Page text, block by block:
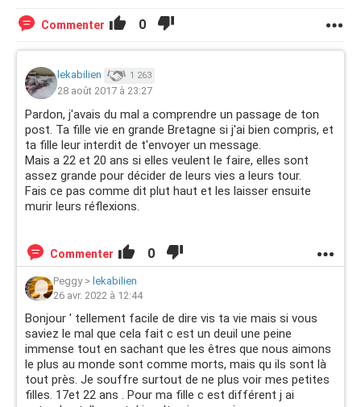
Commenter 0
lekabilien 1 263
28 août 2017 à 23:27
Pardon, j'avais du mal a comprendre un passage de ton
post. Ta fille vie en grande Bretagne si j'ai bien compris, et
ta fille leur interdit de t'envoyer un message.
Mais a 22 et 20 ans si elles veulent le faire, elles sont
assez grande pour décider de leurs vies a leurs tour.
Fais ce pas comme dit plut haut et les laisser ensuite
murir leurs réflexions.
Commenter 0
Peggy> lekabilien
26 avr. 2022 à 12:44
Bonjour ' tellement facile de dire vis ta vie mais si vous
saviez le mal que cela fait c est un deuil une peine
immense tout en sachant que les êtres que nous aimons
le plus au monde sont comme morts, mais qu ils sont là
tout près. Je souffre surtout de ne plus voir mes petites
filles. 17et 22 ans . Pour ma fille c est différent j ai